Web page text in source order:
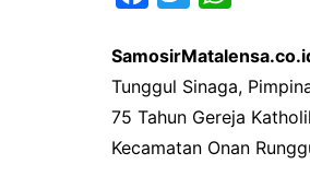
c
e
b
o
i
t
t
e
a
t
s
A
Tunggul Sinaga,
75 Tahun Gereja
Kecamatan Onan